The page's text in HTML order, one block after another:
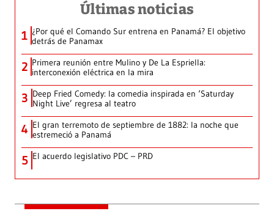
Últimas noticias
1 ¿Por qué el Comando Sur entrena en Panamá? El objetivo
detrás de Panamax
2 Primera reunión entre Mulino y De La Espriella:
interconexión eléctrica en la mira
3 Deep Fried Comedy: la comedia inspirada en ‘Saturday
Night Live’ regresa al teatro
4 El gran terremoto de septiembre de 1882: la noche que
estremeció a Panamá
5 El acuerdo legislativo PDC – PRD